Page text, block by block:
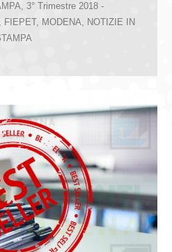
, 3° Trimestre 2018 -
, FIEPET, MODENA, NOTIZIE IN